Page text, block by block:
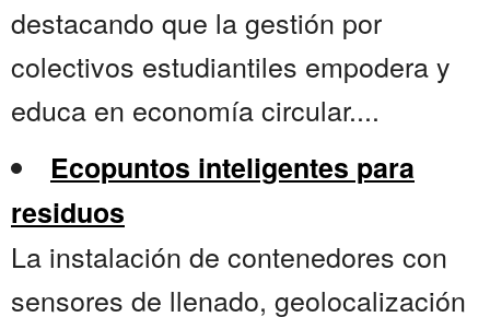
destacando que la gestión por
colectivos estudiantiles empodera y
educa en economía circular....
Ecopuntos inteligentes para
residuos
La instalación de contenedores con
sensores de llenado, geolocalización